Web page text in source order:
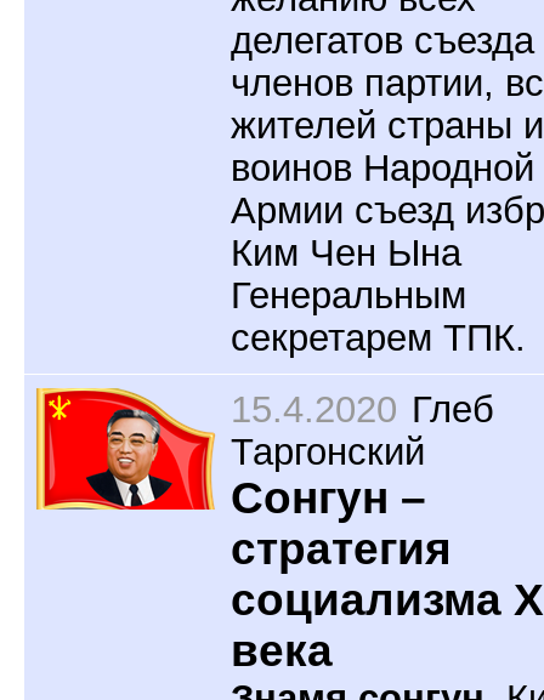
делегатов
членов партии,
жителей страны и
воинов Народной
Армии съезд
Ким Чен Ына
Генеральным
секретарем ТПК.
15.4.2020 Глеб
Таргонский
Сонгун –
стратегия
социализма
века